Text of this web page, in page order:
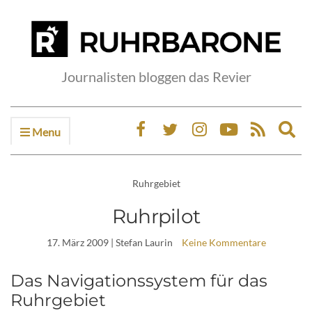
Journalisten bloggen das Revier
Menu
Ruhrgebiet
Ruhrpilot
17. März 2009| Stefan Laurin Keine Kommentare
Das Navigationssystem für das
Ruhrgebiet